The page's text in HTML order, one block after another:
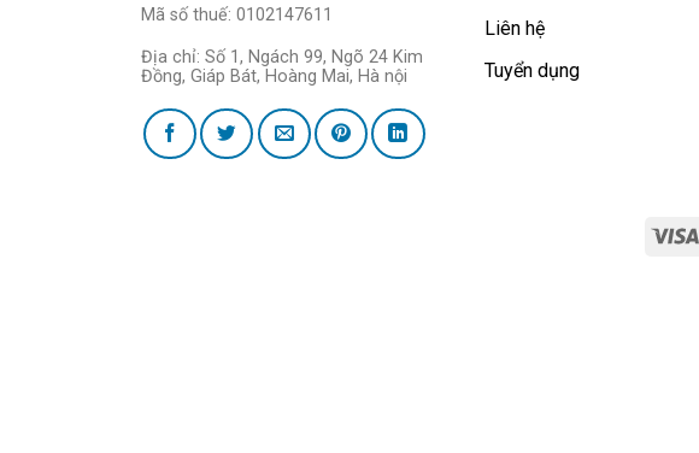
Mã số thuế: 0102147611
Địa chỉ: Số 1, Ngách 99, Ngõ 24 Kim
Đồng, Giáp Bát, Hoàng Mai, Hà nội
Liên hệ
Tuyển dụng